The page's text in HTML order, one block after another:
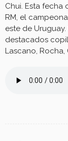
Chui. Esta
RM, el
este de
destacados
Lascano, Rocha,